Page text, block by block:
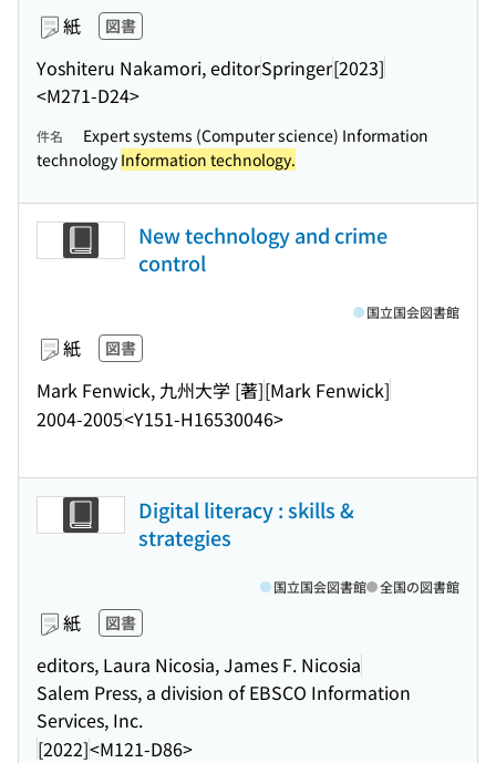
紙 図書
Yoshiteru Nakamori, editorSpringer[2023]
<M271-D24>
件名
Expert systems (Computer science) Information
technology Information technology.
New technology and crime
control
紙 図書
Mark Fenwick, 九州大学 [著][Mark Fenwick]
2004-2005<Y151-H16530046>
国立国会図書館
Digital literacy : skills &
strategies
紙 図書
editors, Laura Nicosia, James F. Nicosia
Salem Press, a division of EBSCO Information
Services, Inc.
[2022]<M121-D86>
国立国会図書館 全国の図書館